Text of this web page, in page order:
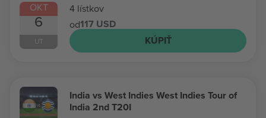
OKT
6
UT
4 lístkov
od117 USD
KÚPIŤ
India vs West Indies West Indies Tour of
India 2nd T20I